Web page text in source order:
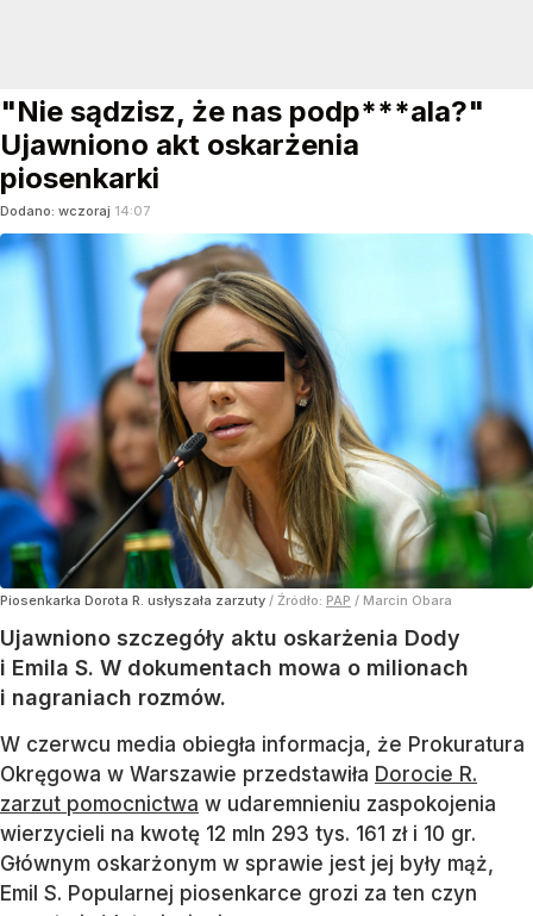
"Nie sądzisz, że nas podp***ala?"
Ujawniono akt oskarżenia
piosenkarki
Dodano: wczoraj 14:07
Piosenkarka Dorota R. usłyszała zarzuty / Źródło: PAP / Marcin Obara
Ujawniono szczegóły aktu oskarżenia Dody
i Emila S. W dokumentach mowa o milionach
i nagraniach rozmów.
W czerwcu media obiegła informacja, że Prokuratura
Okręgowa w Warszawie przedstawiła Dorocie R.
zarzut pomocnictwa w udaremnieniu zaspokojenia
wierzycieli na kwotę 12 mln 293 tys. 161 zł i 10 gr.
Głównym oskarżonym w sprawie jest jej były mąż,
Emil S. Popularnej piosenkarce grozi za ten czyn